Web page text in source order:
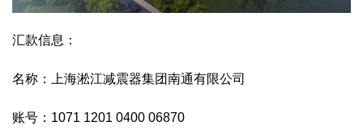
汇款信息：
名称：上海淞江减震器集团南通有限公司
账号：1071 1201 0400 06870